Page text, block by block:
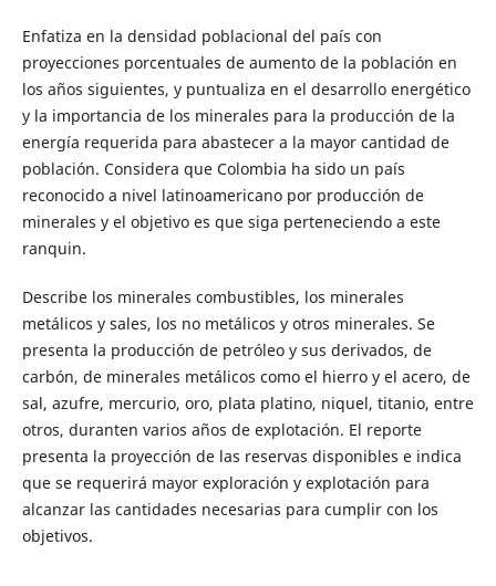
Enfatiza en la densidad poblacional del país con
proyecciones porcentuales de aumento de la población en
los años siguientes, y puntualiza en el desarrollo energético
y la importancia de los minerales para la producción de la
energía requerida para abastecer a la mayor cantidad de
población. Considera que Colombia ha sido un país
reconocido a nivel latinoamericano por producción de
minerales y el objetivo es que siga perteneciendo a este
ranquin.
Describe los minerales combustibles, los minerales
metálicos y sales, los no metálicos y otros minerales. Se
presenta la producción de petróleo y sus derivados, de
carbón, de minerales metálicos como el hierro y el acero, de
sal, azufre, mercurio, oro, plata platino, niquel, titanio, entre
otros, duranten varios años de explotación. El reporte
presenta la proyección de las reservas disponibles e indica
que se requerirá mayor exploración y explotación para
alcanzar las cantidades necesarias para cumplir con los
objetivos.